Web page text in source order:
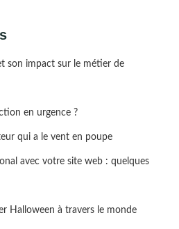
son impact sur le métier de
en urgence ?
qui a le vent en poupe
avec votre site web : quelques
Halloween à travers le monde